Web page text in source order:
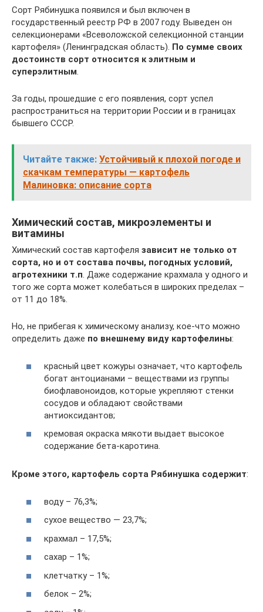
Сорт Рябинушка появился и был включен в
государственный реестр РФ в 2007 году. Выведен он
селекционерами «Всеволожской селекционной станции
картофеля» (Ленинградская область). По сумме своих
достоинств сорт относится к элитным и
суперэлитным.
За годы, прошедшие с его появления, сорт успел
распространиться на территории России и в границах
бывшего СССР.
Читайте также: Устойчивый к плохой погоде и
скачкам температуры — картофель
Малиновка: описание сорта
Химический состав, микроэлементы и
витамины
Химический состав картофеля зависит не только от
сорта, но и от состава почвы, погодных условий,
агротехники т.п. Даже содержание крахмала у одного и
того же сорта может колебаться в широких пределах –
от 11 до 18%.
Но, не прибегая к химическому анализу, кое-что можно
определить даже по внешнему виду картофелины:
красный цвет кожуры означает, что картофель
богат антоцианами – веществами из группы
биофлавоноидов, которые укрепляют стенки
сосудов и обладают свойствами
антиоксидантов;
кремовая окраска мякоти выдает высокое
содержание бета-каротина.
Кроме этого, картофель сорта Рябинушка содержит:
воду – 76,3%;
сухое вещество — 23,7%;
крахмал – 17,5%;
сахар – 1%;
клетчатку – 1%;
белок – 2%;